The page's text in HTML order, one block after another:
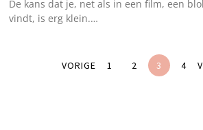
De kans dat je, net als in een film, een
vindt, is erg klein.…
VORIGE 1 2 3 4